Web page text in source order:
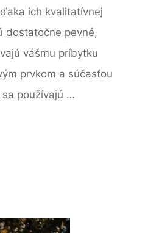
ich kvalitatívnej
dostatočne pevné,
vášmu príbytku
prvkom a súčasťou
sa používajú …